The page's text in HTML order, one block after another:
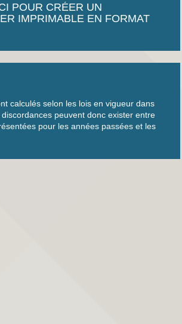
POUR CRÉER UN
IMPRIMABLE EN FORMAT
calculés selon les lois en vigueur dans
peuvent donc exister entre
pour les années passées et les